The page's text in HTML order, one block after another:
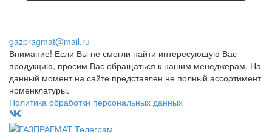
gazpragmat@mail.ru
Внимание! Если Вы не смогли найти интересующую Вас
продукцию, просим Вас обращаться к нашим менеджерам. На
данный момент на сайте представлен не полный ассортимент
номенклатуры.
Политика обработки персональных данных